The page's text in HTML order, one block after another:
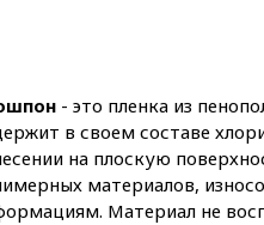
- это пленка из
в своем составе
на плоскую
материалов,
Материал не